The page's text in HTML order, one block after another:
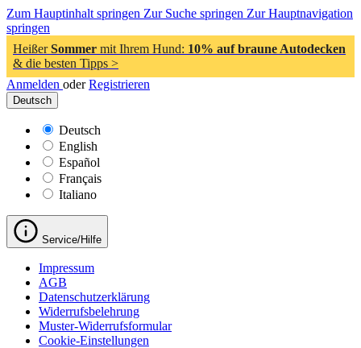
Zum Hauptinhalt springen Zur Suche springen Zur Hauptnavigation
springen
HeißerSommer mit Ihrem Hund: 10% auf braune Autodecken
& die besten Tipps >
Anmelden oder Registrieren
Deutsch
Deutsch
English
Español
Français
Italiano
Service/Hilfe
Impressum
AGB
Datenschutzerklärung
Widerrufsbelehrung
Muster-Widerrufsformular
Cookie-Einstellungen